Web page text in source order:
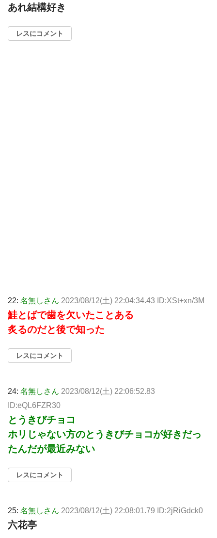
あれ結構好き
レスにコメント
22: 名無しさん 2023/08/12(土) 22:04:34.43 ID:XSt+xn/3M
鮭とばで歯を欠いたことある
炙るのだと後で知った
レスにコメント
24: 名無しさん 2023/08/12(土) 22:06:52.83
ID:eQL6FZR30
とうきびチョコ
ホリじゃない方のとうきびチョコが好きだっ
たんだが最近みない
レスにコメント
25: 名無しさん 2023/08/12(土) 22:08:01.79 ID:2jRiGdck0
六花亭